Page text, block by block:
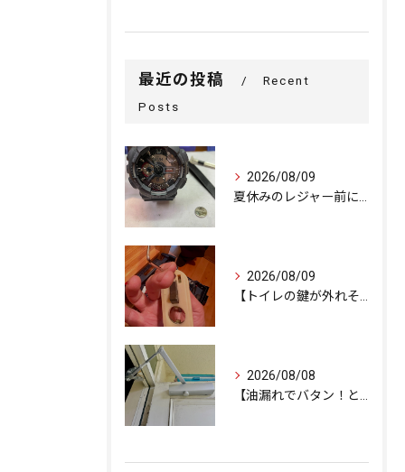
最近の投稿
Recent
Posts
2026/08/09
2026/08/09
2026/08/08